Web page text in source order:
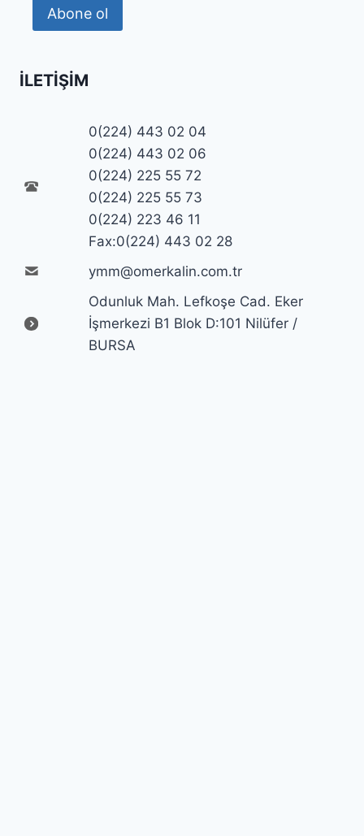
Abone ol
İLETIŞIM
0(224) 443 02 04
0(224) 443 02 06
0(224) 225 55 72
0(224) 225 55 73
0(224) 223 46 11
Fax:0(224) 443 02 28
ymm@omerkalin.com.tr
Odunluk Mah. Lefkoşe Cad. Eker
İşmerkezi B1 Blok D:101 Nilüfer /
BURSA